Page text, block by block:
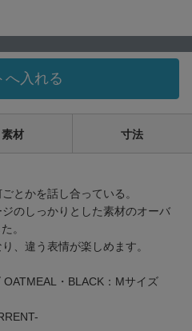
へ入れる
素材 寸法
とかを話し合っている。
のしっかりとした素材のオーバ
。
、違う表情が楽しめます。
・BLACK：Mサイズ